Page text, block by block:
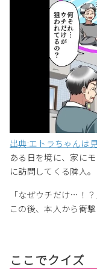
出典:エトラちゃんは
ある日を境に、家に
に訪問してくる隣人。
「なぜウチだけ…！
この後、本人から衝
ここでクイズ